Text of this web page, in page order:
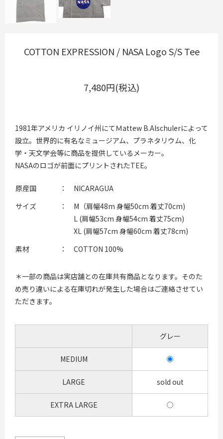
COTTON EXPRESSION / NASA Logo S/S Tee
7,480円(税込)
1981年アメリカ イリノイ州にてＭattew B.Alschulerによって
設立。世界的に有名なミュージアム、プラネタリウム、化
学・天文学会等に商品を提供しているメーカー。
NASAのロゴが前面にプリントされたTEE。
原産国 ：
NICARAGUA
サイズ
：
M（肩幅48m 身幅50cm 着丈70cm)
L (肩幅53cm 身幅54cm 着丈75cm)
XL (肩幅57cm 身幅60cm 着丈78cm)
素材
： COTTON 100%
＊一部の商品は実店舗との在庫共有商品となります。そのた
め売り違いによる在庫切れが発生した場合はご連絡させてい
ただきます。
グレー
MEDIUM
LARGE sold out
EXTRA LARGE